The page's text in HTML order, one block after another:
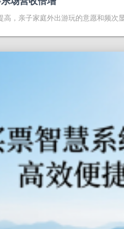
高，亲子家庭外出游玩的意愿和频次